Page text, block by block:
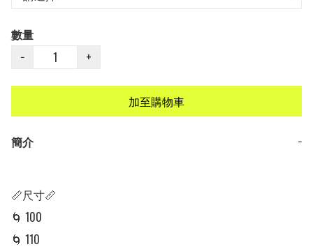
數量
−
+
加至購物車
簡介 −
📏尺寸📏
🌀 100
🌀 110